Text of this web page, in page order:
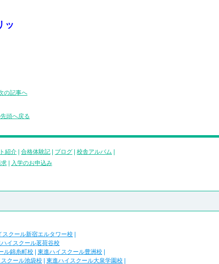
ッ
の記事へ
頭へ戻る
紹介 合格体験記 ブログ 校舎アルバム
|
入学のお申込み
スクール新宿エルタワー校
イスクール茗荷谷校
ル錦糸町校 東進ハイスクール豊洲校
クール池袋校 東進ハイスクール大泉学園校